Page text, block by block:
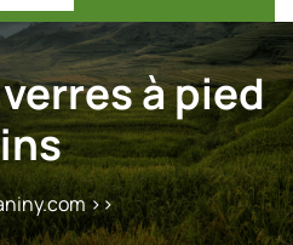
verres à pied
>>